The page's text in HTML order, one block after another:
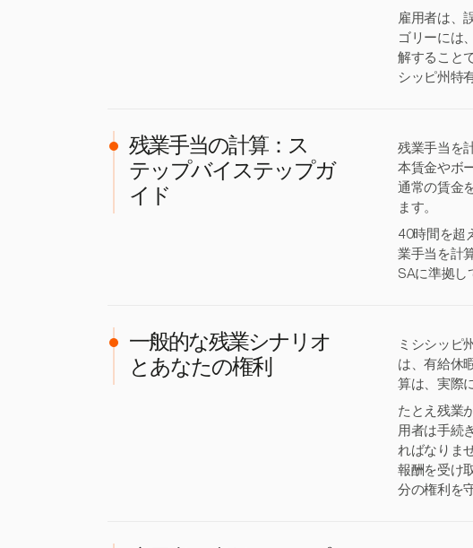
雇用者は、
ゴリーには
解すること
シッピ州特
残業手当の計算：ス
テップバイステップガ
イド
残業手当を
本賃金やボ
通常の賃金
ます。
40時間を超
業手当を計
SAに準拠し
一般的な残業シナリオ
とあなたの権利
ミシシッピ
は、有給休
算は、実際
たとえ残業
用者は手続
ればなりま
報酬を受け
分の権利を